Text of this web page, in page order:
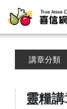
講章分類
靈糧